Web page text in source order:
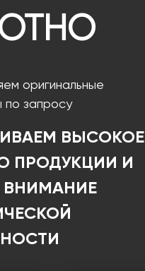
оригинальные
по запросу
ВЫСОКОЕ
ПРОДУКЦИИ И
ВНИМАНИЕ